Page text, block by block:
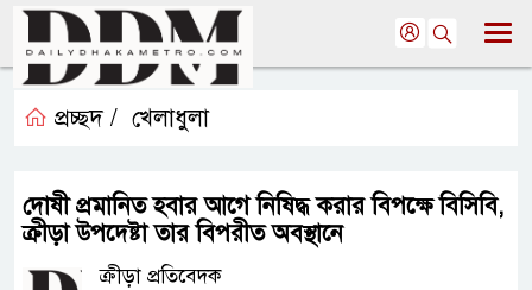
প্রচ্ছদ / খেলাধুলা
দোষী প্রমানিত হবার আগে নিষিদ্ধ করার বিপক্ষে বিসিবি,
ক্রীড়া উপদেষ্টা তার বিপরীত অবস্থানে
ক্রীড়া প্রতিবেদক